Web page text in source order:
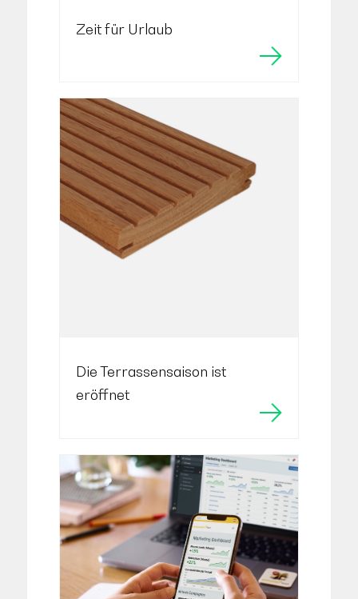
Zeit für Urlaub
Die Terrassensaison ist
eröffnet